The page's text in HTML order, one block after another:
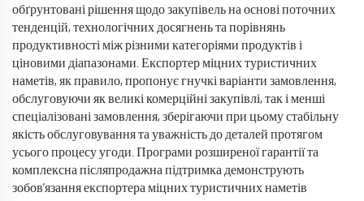
обґрунтовані рішення щодо закупівель на основі поточних
тенденцій, технологічних досягнень та порівнянь
продуктивності між різними категоріями продуктів і
ціновими діапазонами. Експортер міцних туристичних
наметів, як правило, пропонує гнучкі варіанти замовлення,
обслуговуючи як великі комерційні закупівлі, так і менші
спеціалізовані замовлення, зберігаючи при цьому стабільну
якість обслуговування та уважність до деталей протягом
усього процесу угоди. Програми розширеної гарантії та
комплексна післяпродажна підтримка демонструють
зобов’язання експортера міцних туристичних наметів